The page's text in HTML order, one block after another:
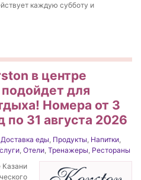
каждую субботу и
в центре
для
Номера от 3
31 августа 2026
Доставка еды, Продукты, Напитки,
, Отели, Тренажеры, Рестораны
Казани